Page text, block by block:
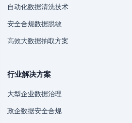
自动化数据清洗技术
安全合规数据脱敏
高效大数据抽取方案
行业解决方案
大型企业数据治理
政企数据安全合规